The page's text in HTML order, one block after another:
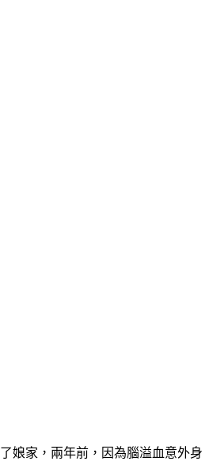
娘家，兩年前，因為腦溢血意外身